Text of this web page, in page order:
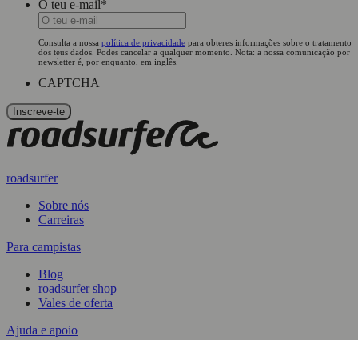
O teu e-mail*
Consulta a nossa política de privacidade para obteres informações sobre o tratamento
dos teus dados. Podes cancelar a qualquer momento. Nota: a nossa comunicação por
newsletter é, por enquanto, em inglês.
CAPTCHA
roadsurfer
Sobre nós
Carreiras
Para campistas
Blog
roadsurfer shop
Vales de oferta
Ajuda e apoio